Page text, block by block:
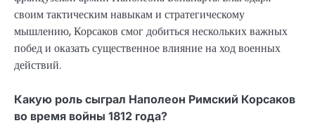
своим тактическим навыкам и стратегическому
мышлению, Корсаков смог добиться нескольких важных
побед и оказать существенное влияние на ход военных
действий.
Какую роль сыграл Наполеон Римский Корсаков
во время войны 1812 года?